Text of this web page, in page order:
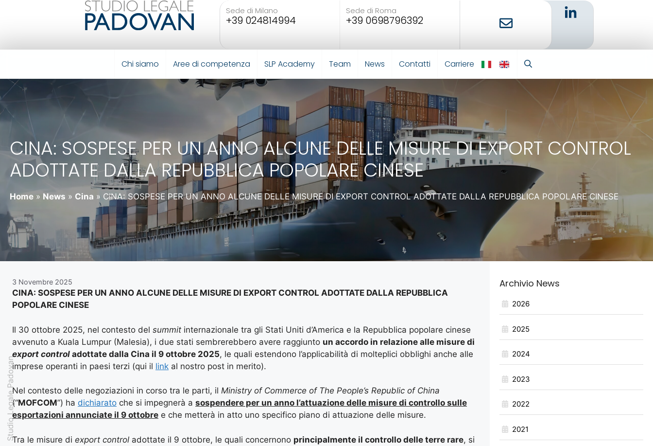
Sede di Milano
+39 024814994
Sede di Roma
+39 0698796392
Chi siamo Aree di competenza SLP Academy Team News Contatti
Carriere
CINA: SOSPESE PER UN ANNO ALCUNE DELLE MISURE DI EXPORT CONTROL
ADOTTATE DALLA REPUBBLICA POPOLARE CINESE
Home » News » Cina » CINA: SOSPESE PER UN ANNO ALCUNE DELLE MISURE DI EXPORT CONTROL ADOTTATE DALLA REPUBBLICA POPOLARE CINESE
Studio Legale Padovan
3 Novembre 2025
CINA: SOSPESE PER UN ANNO ALCUNE DELLE MISURE DI EXPORT CONTROL ADOTTATE DALLA REPUBBLICA
POPOLARE CINESE
Il 30 ottobre 2025, nel contesto del summit internazionale tra gli Stati Uniti d’America e la Repubblica popolare cinese
avvenuto a Kuala Lumpur (Malesia), i due stati sembrerebbero avere raggiunto un accordo in relazione alle misure di
export control adottate dalla Cina il 9 ottobre 2025, le quali estendono l’applicabilità di molteplici obblighi anche alle
imprese operanti in paesi terzi (qui il link al nostro post in merito).
Nel contesto delle negoziazioni in corso tra le parti, il Ministry of Commerce of The People’s Republic of China
(“MOFCOM”) ha dichiarato che si impegnerà a sospendere per un anno l’attuazione delle misure di controllo sulle
esportazioni annunciate il 9 ottobre e che metterà in atto uno specifico piano di attuazione delle misure.
Tra le misure di export control adottate il 9 ottobre, le quali concernono principalmente il controllo delle terre rare, si
Archivio News
2026
2025
2024
2023
2022
2021